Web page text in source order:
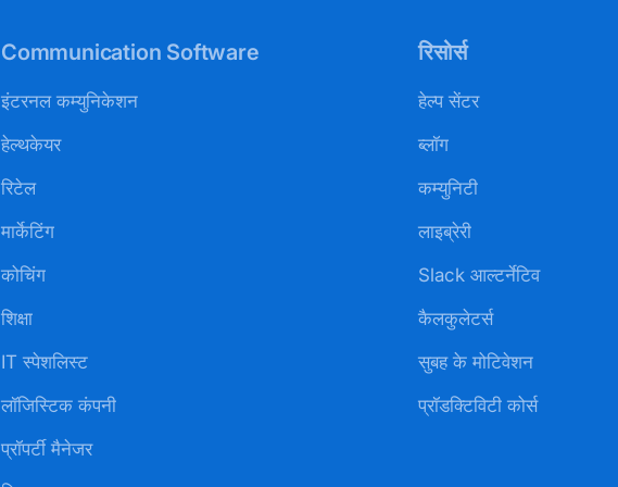
Communication Software
इंटरनल कम्युनिकेशन
हेल्थकेयर
रिटेल
मार्केटिंग
कोचिंग
शिक्षा
IT स्पेशलिस्ट
लॉजिस्टिक कंपनी
प्रॉपर्टी मैनेजर
रिसोर्स
हेल्प सेंटर
ब्लॉग
कम्युनिटी
लाइब्रेरी
Slack आल्टर्नेटिव
कैलकुलेटर्स
सुबह के मोटिवेशन
प्रॉडक्टिविटी कोर्स